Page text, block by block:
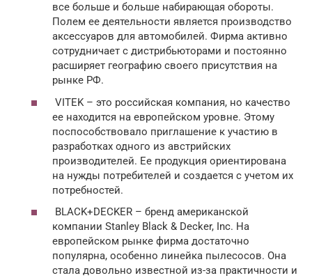
все больше и больше набирающая обороты.
Полем ее деятельности является производство
аксессуаров для автомобилей. Фирма активно
сотрудничает с дистрибьюторами и постоянно
расширяет географию своего присутствия на
рынке РФ.
VITEK – это российская компания, но качество
ее находится на европейском уровне. Этому
поспособствовало приглашение к участию в
разработках одного из австрийских
производителей. Ее продукция ориентирована
на нужды потребителей и создается с учетом их
потребностей.
BLACK+DECKER – бренд американской
компании Stanley Black & Decker, Inc. На
европейском рынке фирма достаточно
популярна, особенно линейка пылесосов. Она
стала довольно известной из-за практичности и